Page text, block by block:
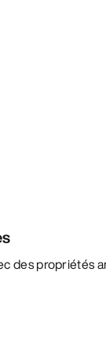
des propriétés